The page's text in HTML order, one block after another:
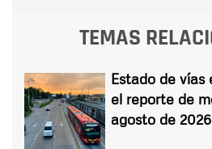
TEMAS
Estado de vías
el reporte de
agosto de 2026